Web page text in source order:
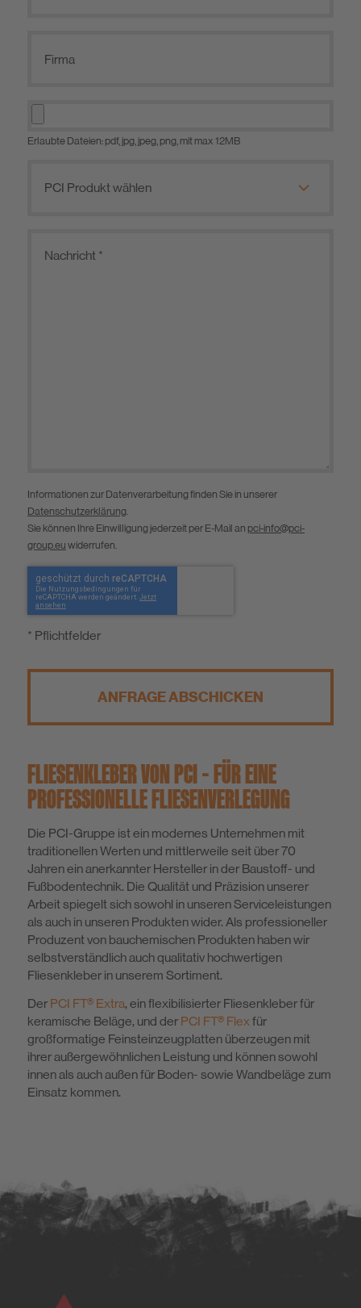
Erlaubte Dateien: pdf, jpg, jpeg, png, mit max 12MB
Informationen zur Datenverarbeitung finden Sie in unserer
Datenschutzerklärung.
Sie können Ihre Einwilligung jederzeit per E-Mail an pci-info@pci-
group.eu widerrufen.
* Pflichtfelder
ANFRAGE ABSCHICKEN
FLIESENKLEBER VON PCI – FÜR EINE
PROFESSIONELLE FLIESENVERLEGUNG
Die PCI-Gruppe ist ein modernes Unternehmen mit
traditionellen Werten und mittlerweile seit über 70
Jahren ein anerkannter Hersteller in der Baustoff- und
Fußbodentechnik. Die Qualität und Präzision unserer
Arbeit spiegelt sich sowohl in unseren Serviceleistungen
als auch in unseren Produkten wider. Als professioneller
Produzent von bauchemischen Produkten haben wir
selbstverständlich auch qualitativ hochwertigen
Fliesenkleber in unserem Sortiment.
Der PCI FT® Extra, ein flexibilisierter Fliesenkleber für
keramische Beläge, und der PCI FT® Flex für
großformatige Feinsteinzeugplatten überzeugen mit
ihrer außergewöhnlichen Leistung und können sowohl
innen als auch außen für Boden- sowie Wandbeläge zum
Einsatz kommen.